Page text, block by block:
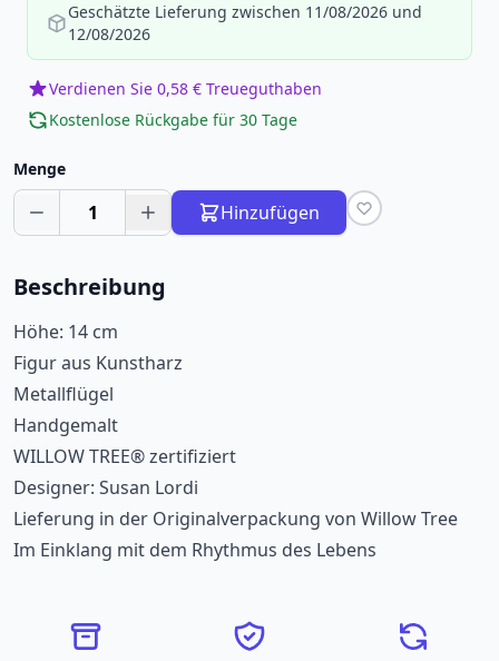
Geschätzte Lieferung zwischen 11/08/2026 und
12/08/2026
Verdienen Sie 0,58 € Treueguthaben
Kostenlose Rückgabe für 30 Tage
Menge
1 Hinzufügen
Beschreibung
Höhe: 14 cm
Figur aus Kunstharz
Metallflügel
Handgemalt
WILLOW TREE® zertifiziert
Designer: Susan Lordi
Lieferung in der Originalverpackung von Willow Tree
Im Einklang mit dem Rhythmus des Lebens